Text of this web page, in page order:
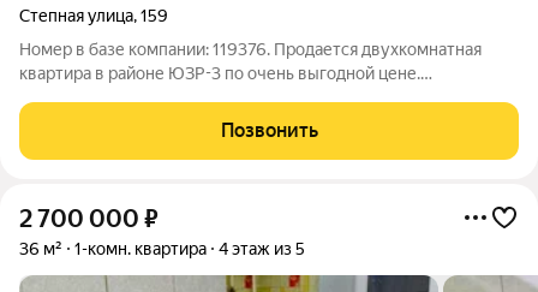
Степная улица,159
Номер в базе компании: 119376. Продается двухкомнатная
квартира в районе ЮЗР-3 по очень выгодной цене.
метров. Объект расположен на 2 этаже 5 этажного панельного
дома. Преимущества квартиры: -
Позвонить
2 700 000 ₽
36 м² 1-комн. квартира 4 этаж из 5